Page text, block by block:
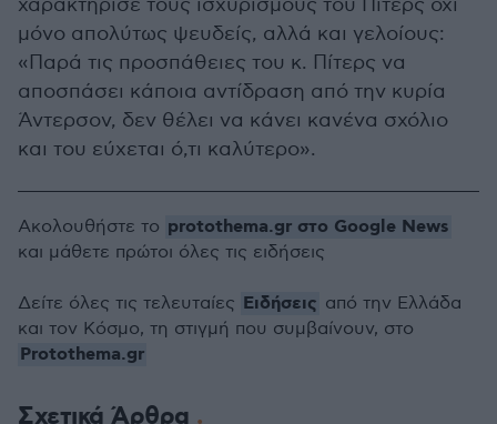
χαρακτήρισε τους ισχυρισμούς του Πίτερς όχι
μόνο απολύτως ψευδείς, αλλά και γελοίους:
«Παρά τις προσπάθειες του κ. Πίτερς να
αποσπάσει κάποια αντίδραση από την κυρία
Άντερσον, δεν θέλει να κάνει κανένα σχόλιο
και του εύχεται ό,τι καλύτερο».
Σχετικά Άρθρα
Ακολουθήστε το protothema.gr στο Google News
και μάθετε πρώτοι όλες τις ειδήσεις
Δείτε όλες τις τελευταίες Ειδήσεις από την Ελλάδα
και τον Κόσμο, τη στιγμή που συμβαίνουν, στο
Protothema.gr